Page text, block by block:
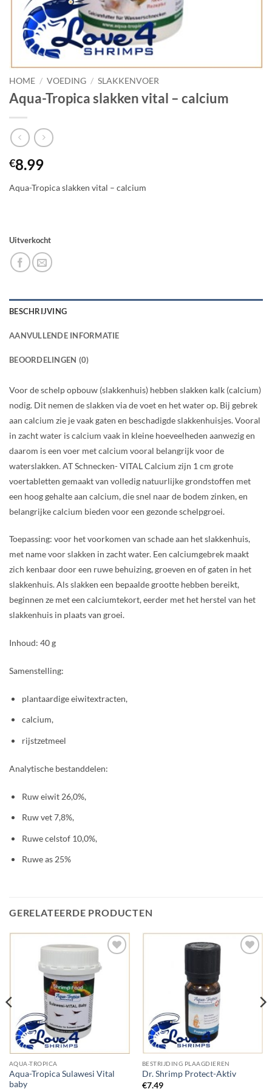
HOME / VOEDING / SLAKKENVOER
Aqua-Tropica slakken vital – calcium
€8.99
Aqua-Tropica slakken vital – calcium
Uitverkocht
BESCHRIJVING
AANVULLENDE INFORMATIE
BEOORDELINGEN (0)
Voor de schelp opbouw (slakkenhuis) hebben slakken kalk (calcium)
nodig. Dit nemen de slakken via de voet en het water op. Bij gebrek
aan calcium zie je vaak gaten en beschadigde slakkenhuisjes. Vooral
in zacht water is calcium vaak in kleine hoeveelheden aanwezig en
daarom is een voer met calcium vooral belangrijk voor de
waterslakken. AT Schnecken- VITAL Calcium zijn 1 cm grote
voertabletten gemaakt van volledig natuurlijke grondstoffen met
een hoog gehalte aan calcium, die snel naar de bodem zinken, en
belangrijke calcium bieden voor een gezonde schelpgroei.
Toepassing: voor het voorkomen van schade aan het slakkenhuis,
met name voor slakken in zacht water. Een calciumgebrek maakt
zich kenbaar door een ruwe behuizing, groeven en of gaten in het
slakkenhuis. Als slakken een bepaalde grootte hebben bereikt,
beginnen ze met een calciumtekort, eerder met het herstel van het
slakkenhuis in plaats van groei.
Inhoud: 40 g
Samenstelling:
plantaardige eiwitextracten,
calcium,
rijstzetmeel
Analytische bestanddelen:
Ruw eiwit 26,0%,
Ruw vet 7,8%,
Ruwe celstof 10,0%,
Ruwe as 25%
GERELATEERDE PRODUCTEN
Wishlist
AQUA-TROPICA
Aqua-Tropica Sulawesi Vital
baby
BESTRIJDING PLAAGDIEREN
Dr. Shrimp Protect-Aktiv
€7.49